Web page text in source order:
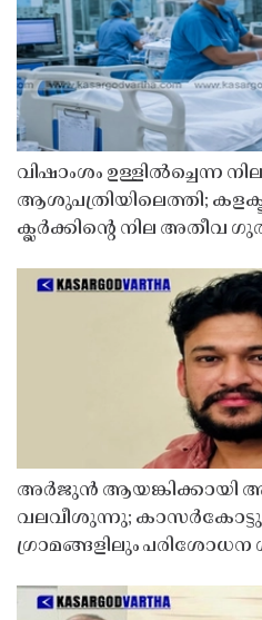
വിഷാംശം ഉള്ളിൽച്ചെന്ന
ആശുപത്രിയിലെത്തി;
ക്ലർക്കിൻ്റെ നില അതീവ
അർജുൻ ആയങ്കിക്കായി
വലവീശുന്നു;
ഗ്രാമങ്ങളിലും പരിശോധന